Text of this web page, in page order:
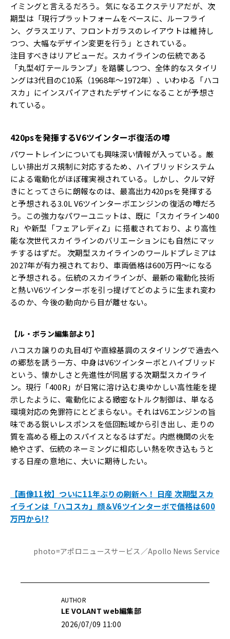
イミングと言えるだろう。 気になるエクステリアだが、次
期型は「現行プラットフォームをベースに、ルーフライ
ン、グラスエリア、フロントガラスのレイアウトは維持し
つつ、大幅なデザイン変更を行う」とされている。
注目すべきはリアビューだ。スカイラインの伝統である
「丸型4灯テールランプ」を踏襲しつつ、全体的なスタイリ
ングは3代目のC10系（1968年～1972年）、いわゆる「ハコ
スカ」にインスパイアされたデザインになることが予想さ
れている。
420psを発揮するV6ツインターボ復活の噂
パワートレインについても興味深い情報が入っている。厳
しい排出ガス規制に対応するため、ハイブリッドシステム
による電動化がほぼ確実視されている。しかし、クルマ好
きにとってさらに朗報なのは、最高出力420psを発揮する
と予想される3.0L V6ツインターボエンジンの復活の噂だろ
う。この強力なパワーユニットは、既に「スカイライン400
R」や新型「フェアレディZ」に搭載されており、より高性
能な次世代スカイラインのバリエーションにも自然にマッ
チするはずだ。 次期型スカイラインのワールドプレミアは
2027年が有力視されており、車両価格は600万円〜になる
と予想される。伝統のスカイラインが、最新の電動化技術
と熱いV6ツインターボを引っ提げてどのように生まれ変わ
るのか、今後の動向から目が離せない。
【ル・ボラン編集部より】
ハコスカ譲りの丸目4灯や直線基調のスタイリングで過去へ
の郷愁を誘う一方、中身はV6ツインターボとハイブリッド
という、懐かしさと先進性が同居する次期型スカイライ
ン。現行「400R」が日常に溶け込む奥ゆかしい高性能を提
示したように、電動化による緻密なトルク制御は、単なる
環境対応の免罪符にとどまらない。それはV6エンジンの旨
味である鋭いレスポンスを低回転域から引き出し、走りの
質を高める極上のスパイスとなるはずだ。内燃機関の火を
絶やさず、伝統のネーミングに相応しい熱を吹き込もうと
する日産の意地に、大いに期待したい。
【画像11枚】ついに11年ぶりの刷新へ！ 日産 次期型スカ
イラインは「ハコスカ」顔＆V6ツインターボで価格は600
万円から!?
photo=アポロニュースサービス／Apollo News Service
AUTHOR
LE VOLANT web編集部
2026/07/09 11:00